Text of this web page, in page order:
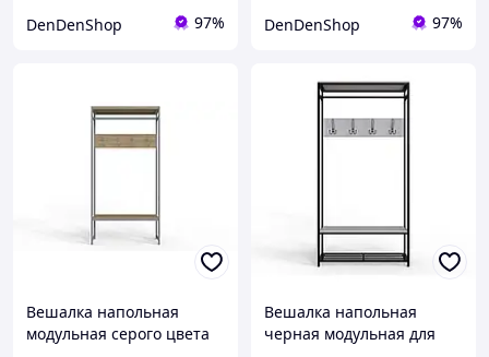
DenDenShop 97% DenDenShop 97%
Вешалка напольная
модульная серого цвета
Вешалка напольная
черная модульная для